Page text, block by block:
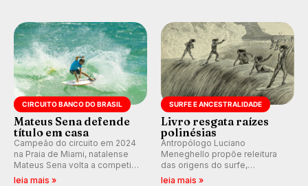
km/h em Itanhaém.
CIRCUITO BANCO DO BRASIL
Mateus Sena defende
título em casa
Campeão do circuito em 2024
na Praia de Miami, natalense
Mateus Sena volta a competir
em casa em busca de manter a
leia mais »
SURFE E ANCESTRALIDADE
Livro resgata raízes
polinésias
Antropólogo Luciano
Meneghello propõe releitura
das origens do surfe,
resgatando a cultura polinésia
leia mais »